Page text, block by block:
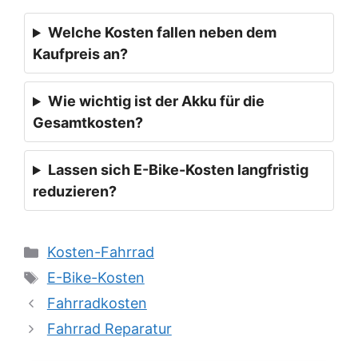
Welche Kosten fallen neben dem
Kaufpreis an?
Wie wichtig ist der Akku für die
Gesamtkosten?
Lassen sich E-Bike-Kosten langfristig
reduzieren?
Kategorien
Kosten-Fahrrad
Schlagwörter
E-Bike-Kosten
Fahrradkosten
Fahrrad Reparatur